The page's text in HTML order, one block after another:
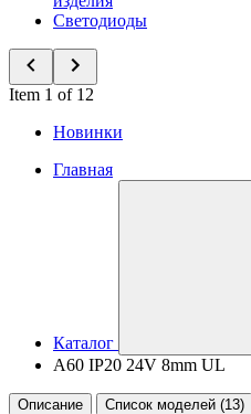
Светодиоды
Item 1 of 12
Новинки
Главная
Каталог
A60 IP20 24V 8mm UL
Описание
Список моделей (13)